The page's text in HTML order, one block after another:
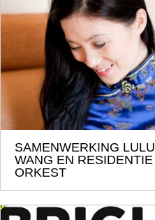
SAMENWERKING LULU
WANG EN RESIDENTIE
ORKEST